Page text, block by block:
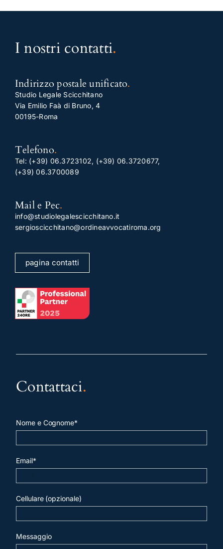
I nostri contatti.
Indirizzo postale unificato.
Studio Legale Scicchitano
Via Emilio Faà di Bruno, 4
00195-Roma
Telefono.
Tel: (+39) 06.3723102, (+39) 06.3720677,
(+39) 06.3700089
Mail e Pec.
info@studiolegalescicchitano.it
sergioscicchitano@ordineavvocatiroma.org
pagina contatti
Contattaci.
Nome e Cognome*
Email*
Cellulare (opzionale)
Messaggio